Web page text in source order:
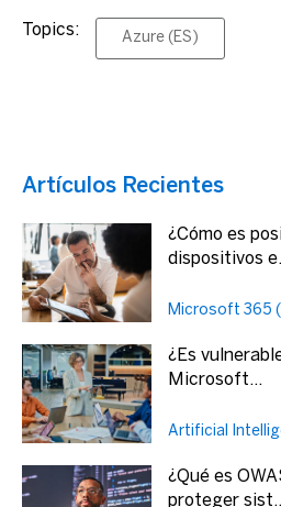
Topics: Azure (ES)
Artículos Recientes
¿Cómo es
dispositivos
Microsoft 365
¿Es
Microsoft...
Artificial
¿Qué es
proteger